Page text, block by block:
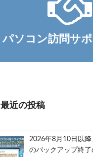
パソコン訪問サ
最近の投稿
2026年8月10日以降
のバックアップ終